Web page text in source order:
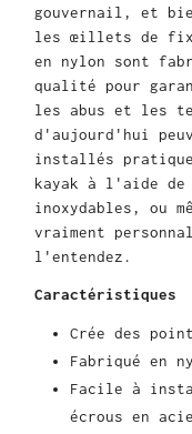
gouvernail, et
les œillets de
en nylon sont
qualité pour
les abus et les
d'aujourd'hui
installés
kayak à l'aide de
inoxydables, ou
vraiment
l'entendez.
Caractéristiques
Crée des
Fabriqué en
Facile à
écrous en